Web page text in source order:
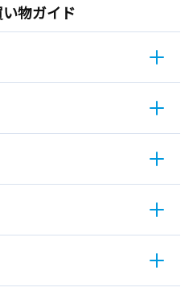
い物ガイド